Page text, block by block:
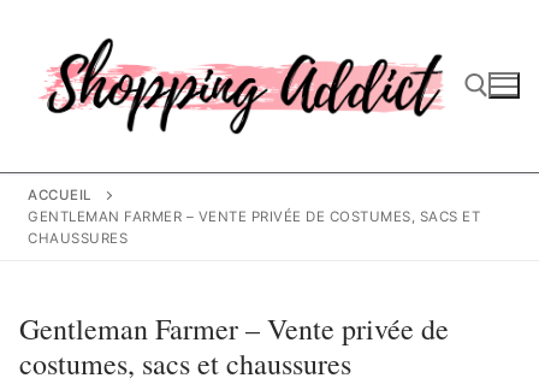
contenu
ACCUEIL
GENTLEMAN FARMER – VENTE PRIVÉE DE COSTUMES, SACS ET
CHAUSSURES
Gentleman Farmer – Vente privée de
costumes, sacs et chaussures